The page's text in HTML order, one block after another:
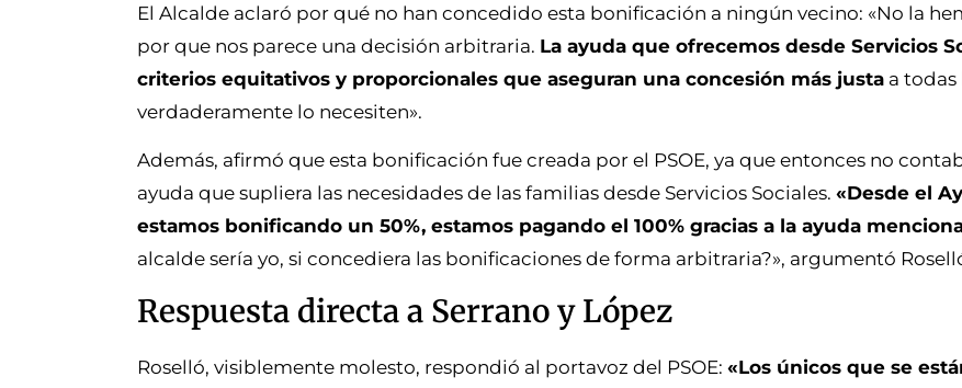
El Alcalde aclaró por qué no han concedido esta bonificación a ningún vecino: «No la
por que nos parece una decisión arbitraria. La ayuda que ofrecemos desde Servicios
criterios equitativos y proporcionales que aseguran una concesión más justa a
verdaderamente lo necesiten».
Además, afirmó que esta bonificación fue creada por el PSOE, ya que entonces no
ayuda que supliera las necesidades de las familias desde Servicios Sociales. «Desde el
estamos bonificando un 50%, estamos pagando el 100% gracias a la ayuda
alcalde sería yo, si concediera las bonificaciones de forma arbitraria?», argumentó
Respuesta directa a Serrano y López
Roselló, visiblemente molesto, respondió al portavoz del PSOE: «Los únicos que se